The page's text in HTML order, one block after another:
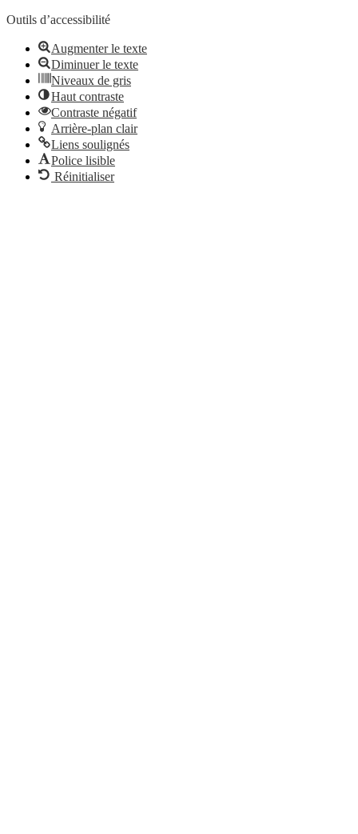
Outils d’accessibilité
Augmenter le texte
Diminuer le texte
Niveaux de gris
Haut contraste
Contraste négatif
Arrière-plan clair
Liens soulignés
Police lisible
Réinitialiser